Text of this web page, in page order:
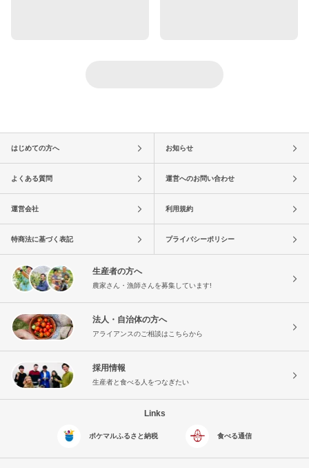
はじめての方へ お知らせ
よくある質問 運営へのお問い合わせ
運営会社 利用規約
特商法に基づく表記 プライバシーポリシー
生産者の方へ
農家さん・漁師さんを募集しています!
法人・自治体の方へ
アライアンスのご相談はこちらから
採用情報
生産者と食べる人をつなぎたい
Links
ポケマルふるさと納税 食べる通信